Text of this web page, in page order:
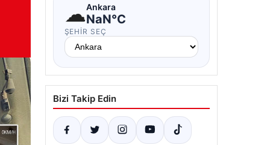
☁Ankara
NaN°C
ŞEHIR SEÇ
Bizi Takip Edin